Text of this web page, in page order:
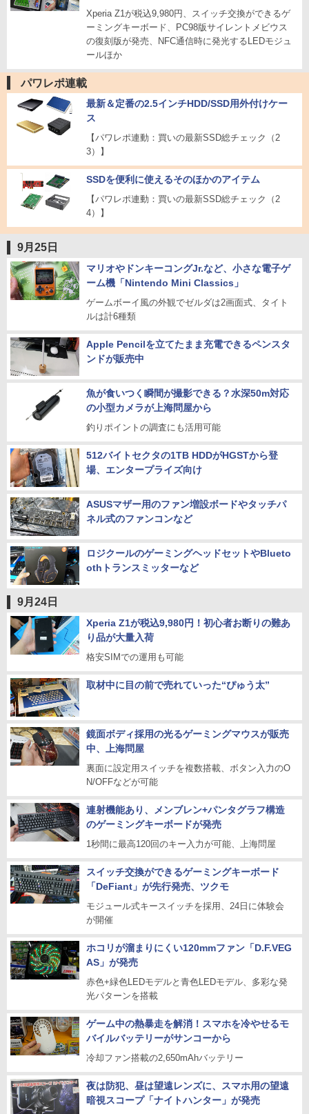
Xperia Z1が税込9,980円、スイッチ交換ができるゲ
ーミングキーボード、PC98版サイレントメビウス
の復刻版が発売、NFC通信時に発光するLEDモジュ
ールほか
パワレポ連載
最新＆定番の2.5インチHDD/SSD用外付けケー
ス
【パワレポ連動：買いの最新SSD総チェック（2
3）】
SSDを便利に使えるそのほかのアイテム
【パワレポ連動：買いの最新SSD総チェック（2
4）】
9月25日
マリオやドンキーコングJr.など、小さな電子ゲ
ーム機「Nintendo Mini Classics」
ゲームボーイ風の外観でゼルダは2画面式、タイト
ルは計6種類
Apple Pencilを立てたまま充電できるペンスタ
ンドが販売中
魚が食いつく瞬間が撮影できる？水深50m対応
の小型カメラが上海問屋から
釣りポイントの調査にも活用可能
512バイトセクタの1TB HDDがHGSTから登
場、エンタープライズ向け
ASUSマザー用のファン増設ボードやタッチパ
ネル式のファンコンなど
ロジクールのゲーミングヘッドセットやBlueto
othトランスミッターなど
9月24日
Xperia Z1が税込9,980円！初心者お断りの難あ
り品が大量入荷
格安SIMでの運用も可能
取材中に目の前で売れていった“ぴゅう太”
鏡面ボディ採用の光るゲーミングマウスが販売
中、上海問屋
裏面に設定用スイッチを複数搭載、ボタン入力のO
N/OFFなどが可能
連射機能あり、メンブレン+パンタグラフ構造
のゲーミングキーボードが発売
1秒間に最高120回のキー入力が可能、上海問屋
スイッチ交換ができるゲーミングキーボード
「DeFiant」が先行発売、ツクモ
モジュール式キースイッチを採用、24日に体験会
が開催
ホコリが溜まりにくい120mmファン「D.F.VEG
AS」が発売
赤色+緑色LEDモデルと青色LEDモデル、多彩な発
光パターンを搭載
ゲーム中の熱暴走を解消！スマホを冷やせるモ
バイルバッテリーがサンコーから
冷却ファン搭載の2,650mAhバッテリー
夜は防犯、昼は望遠レンズに、スマホ用の望遠
暗視スコープ「ナイトハンター」が発売